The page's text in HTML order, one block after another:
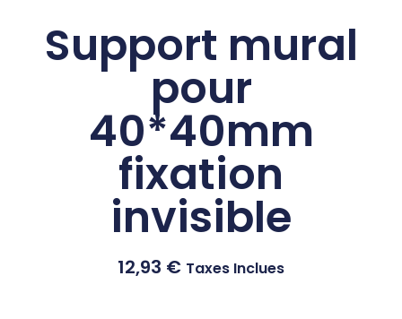
Support mural
pour
40*40mm
fixation
invisible
12,93 € Taxes Inclues